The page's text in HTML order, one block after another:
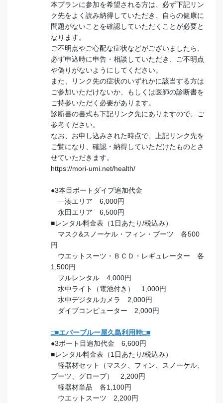
本プランに参加を希望される方は、必ず下記リン
ク先をよく読み納得していただき、自らの健康に
問題がないことを確認していただくことが必要と
なります。
ご不明点やご心配な症状などがございましたら、
必ず申込時に申告・相談していただき、ご不明点
や偽りがないようにしてください。
また、リンク先の症状のいずれかに該当する方は
ご参加いただけないか、もしくは医師の診断書を
ご持参いただく必要があります。
診断書の書式も下記リンク先にありますので、ご
参考ください。
なお、お申し込みされた時点で、上記リンク先を
ご覧になり、確認・納得していただけたものとさ
せていただきます。
https://mori-umi.net/health/
●3本目ボートダイブ追加代金
一湊エリア 6,000円
永田エリア 6,500円
■レンタル料金表（1日あたり/税込み）
マスク&スノーケル・フィン・ブーツ 各500
円
ウエットスーツ・ＢＣＤ・レギュレーター 各
1,500円
フルレンタル 4,000円
水中ライト（電池付き） 1,000円
水中デジタルカメラ 2,000円
ダイブコンピューター 2,000円
□■エバーブルー屋久島利用時□■
●3ボート目追加代金 6,600円
■レンタル料金表（1日あたり/税込み）
軽器材セット（マスク、フィン、スノーケル、
ブーツ、グローブ） 2,200円
軽器材単品 各1,100円
ウエットスーツ 2,200円